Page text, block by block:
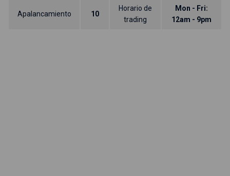
Apalancamiento 10
Horario de
trading
Mon - Fri:
12am - 9pm